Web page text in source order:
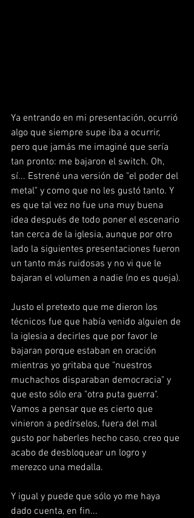
Ya entrando en mi presentación, ocurrió
algo que siempre supe iba a ocurrir,
pero que jamás me imaginé que sería
tan pronto: me bajaron el switch. Oh,
sí... Estrené una versión de "el poder del
metal" y como que no les gustó tanto. Y
es que tal vez no fue una muy buena
idea después de todo poner el escenario
tan cerca de la iglesia, aunque por otro
lado la siguientes presentaciones fueron
un tanto más ruidosas y no vi que le
bajaran el volumen a nadie (no es queja).
Justo el pretexto que me dieron los
técnicos fue que había venido alguien de
la iglesia a decirles que por favor le
bajaran porque estaban en oración
mientras yo gritaba que "nuestros
muchachos disparaban democracia" y
que esto sólo era "otra puta guerra".
Vamos a pensar que es cierto que
vinieron a pedírselos, fuera del mal
gusto por haberles hecho caso, creo que
acabo de desbloquear un logro y
merezco una medalla.
Y igual y puede que sólo yo me haya
dado cuenta, en fin...